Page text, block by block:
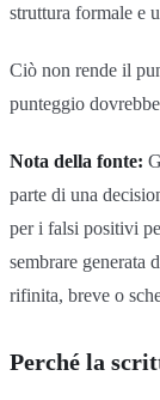
struttura formale e
Ciò non rende il
punteggio
Nota della fonte:
parte di una
per i falsi positivi
sembrare generata
rifinita, breve o
Perché la